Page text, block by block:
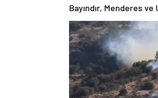
Bayındır, Menderes